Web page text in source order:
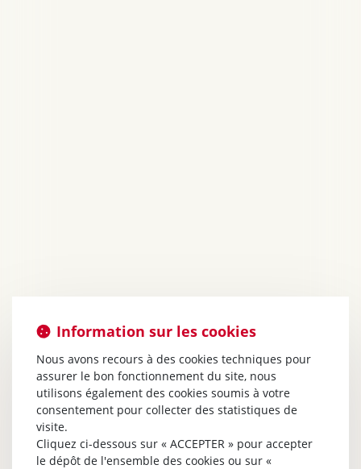
Information sur les cookies
Nous avons recours à des cookies techniques pour
assurer le bon fonctionnement du site, nous
utilisons également des cookies soumis à votre
consentement pour collecter des statistiques de
visite.
Cliquez ci-dessous sur « ACCEPTER » pour accepter
le dépôt de l'ensemble des cookies ou sur «